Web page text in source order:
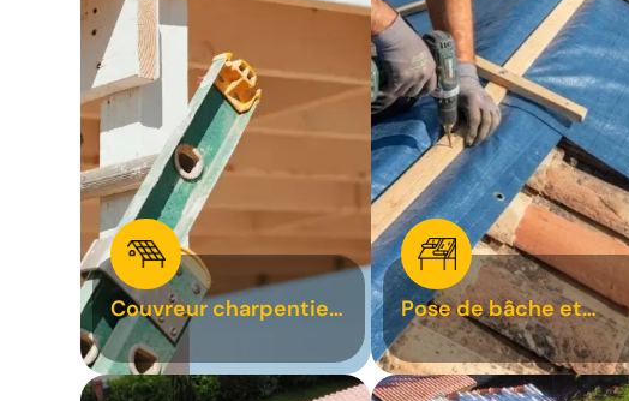
Couvreur charpentier
31
Pose de bâche et
bâchage de toiture 31